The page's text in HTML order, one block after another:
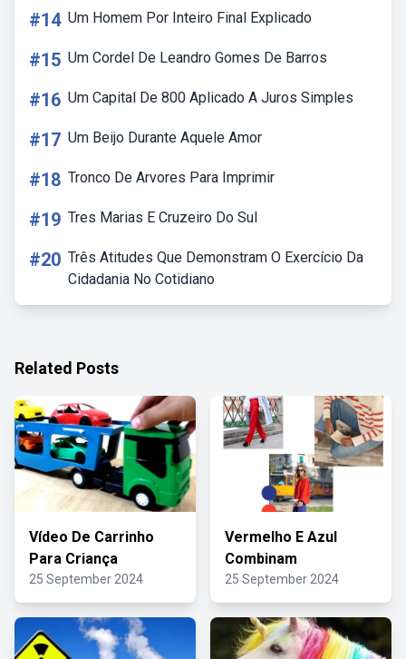
#14 Um Homem Por Inteiro Final Explicado
#15 Um Cordel De Leandro Gomes De Barros
#16 Um Capital De 800 Aplicado A Juros Simples
#17 Um Beijo Durante Aquele Amor
#18 Tronco De Arvores Para Imprimir
#19 Tres Marias E Cruzeiro Do Sul
#20 Três Atitudes Que Demonstram O Exercício Da
Cidadania No Cotidiano
Related Posts
Vídeo De Carrinho
Para Criança
25 September 2024
Vermelho E Azul
Combinam
25 September 2024